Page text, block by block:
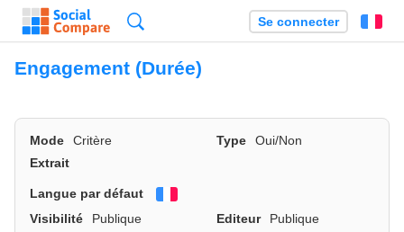
Se connecter
Engagement (Durée)
Mode Critère Type
Oui/Non
Extrait
Langue par défaut
Visibilité
Publique Editeur
Publique